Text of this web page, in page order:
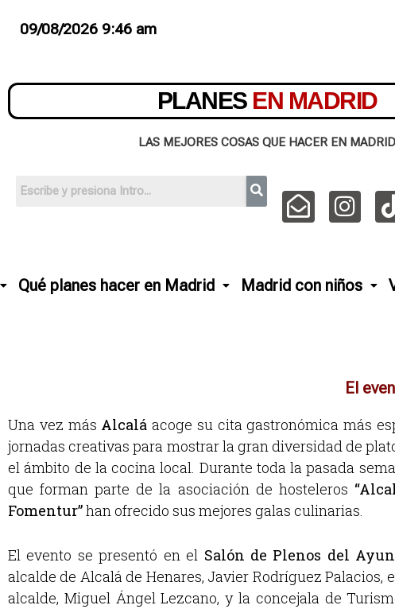
09/08/2026 9:46 am
PLANES EN MADRID
LAS MEJORES COSAS QUE HACER EN MADRID
Qué planes hacer en Madrid Madrid con niños
El
Una vez más Alcalá acoge su cita gastronómica más
jornadas creativas para mostrar la gran diversidad de
el ámbito de la cocina local. Durante toda la pasada
que forman parte de la asociación de hosteleros
Fomentur”han ofrecido sus mejores galas culinarias.
El evento se presentó en el Salón de Plenos del
alcalde de Alcalá de Henares, Javier Rodríguez Palacios,
alcalde, Miguel Ángel Lezcano, y la concejala de